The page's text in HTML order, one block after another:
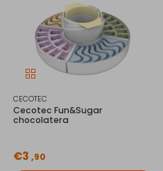
CECOTEC
Cecotec Fun&Sugar
chocolatera
€3 ,90